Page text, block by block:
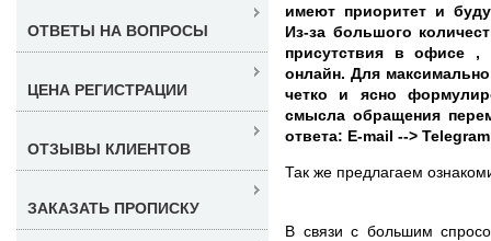
имеют приоритет и
Из-за большого
присутствия в офисе
онлайн. Для
четко и ясно
смысла обращения
ответа: E-mail -->
Так же предлагаем
В связи с большим
ОТВЕТЫ НА ВОПРОСЫ
ЦЕНА РЕГИСТРАЦИИ
ОТЗЫВЫ КЛИЕНТОВ
ЗАКАЗАТЬ ПРОПИСКУ